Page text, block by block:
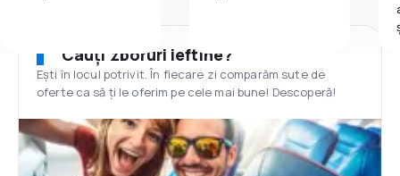
Cauți zboruri ieftine?
Ești în locul potrivit. În fiecare zi comparăm sute de
oferte ca să ți le oferim pe cele mai bune! Descoperă!